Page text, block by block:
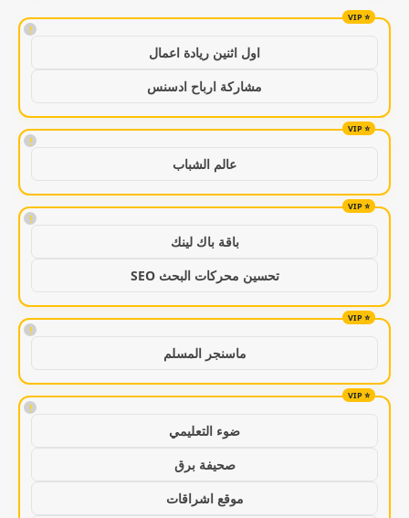
!
اول اثنين ريادة اعمال
مشاركة ارباح ادسنس
!
عالم الشباب
!
باقة باك لينك
تحسين محركات البحث SEO
!
ماسنجر المسلم
!
ضوء التعليمي
صحيفة برق
موقع اشراقات